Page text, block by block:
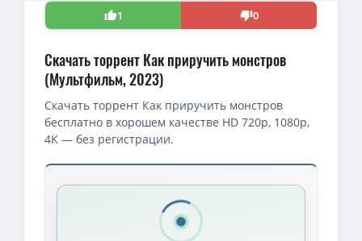
1
0
Скачать торрент Как приручить монстров
(Мультфильм, 2023)
Скачать торрент Как приручить монстров
бесплатно в хорошем качестве HD 720p, 1080p,
4K — без регистрации.